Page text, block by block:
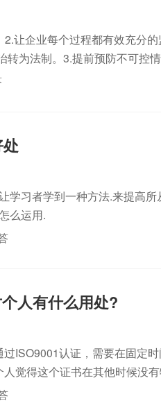
让企业每个过程都有效充分
为法制。3.提前预防不可控
析改进,真正做到PDCA。6.充
学习者学到一种方法.来提高
么运用.
人有什么用处?
ISO9001认证，需要在固定
觉得这个证书在其他时候没有